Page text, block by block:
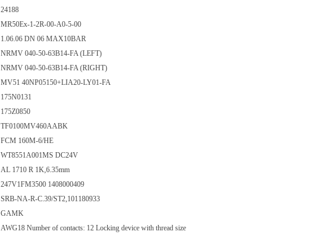
24188
MR50Ex-1-2R-00-A0-5-00
1.06.06 DN 06 MAX10BAR
NRMV 040-50-63B14-FA (LEFT)
NRMV 040-50-63B14-FA (RIGHT)
MV51 40NP05150+LIA20-LY01-FA
175N0131
175Z0850
TF0100MV460AABK
FCM 160M-6/HE
WT8551A001MS DC24V
AL 1710 R 1K,6.35mm
247V1FM3500 1408000409
SRB-NA-R-C.39/ST2,101180933
GAMK
AWG18 Number of contacts: 12 Locking device with thread size